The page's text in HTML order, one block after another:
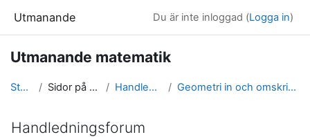
Utmanande Du är inte inloggad (Logga in)
Utmanande matematik
Startsida Sidor på webbplatsen Handledningsforum Geometri in och omskrivna 4-hörningar, problem
Handledningsforum